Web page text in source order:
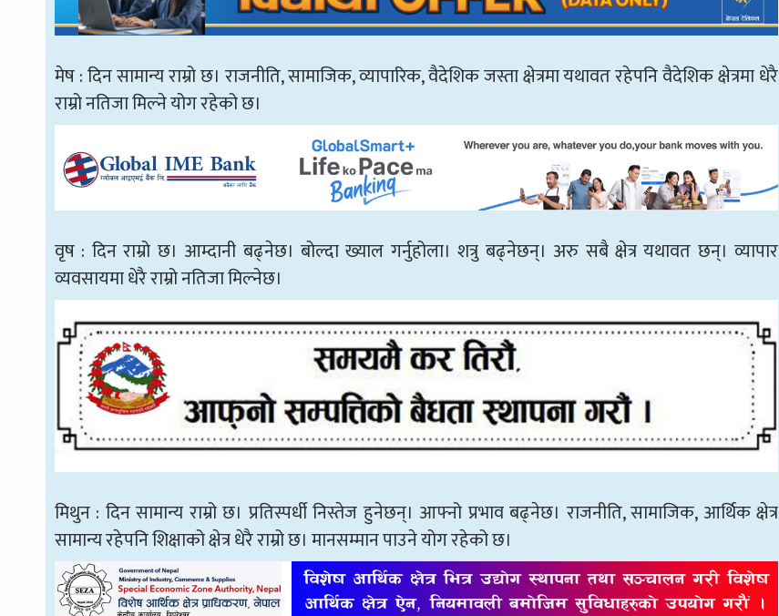
मेष : दिन सामान्य राम्रो छ। राजनीति, सामाजिक, व्यापारिक, वैदेशिक जस्ता क्षेत्रमा यथावत रहेपनि वैदेशिक क्षेत्रमा धेरै
राम्रो नतिजा मिल्ने योग रहेको छ।
वृष : दिन राम्रो छ। आम्दानी बढ्नेछ। बोल्दा ख्याल गर्नुहोला। शत्रु बढ्नेछन्। अरु सबै क्षेत्र यथावत छन्। व्यापार
व्यवसायमा धेरै राम्रो नतिजा मिल्नेछ।
मिथुन : दिन सामान्य राम्रो छ। प्रतिस्पर्धी निस्तेज हुनेछन्। आफ्नो प्रभाव बढ्नेछ। राजनीति, सामाजिक, आर्थिक क्षेत्र
सामान्य रहेपनि शिक्षाको क्षेत्र धेरै राम्रो छ। मानसम्मान पाउने योग रहेको छ।